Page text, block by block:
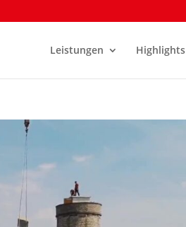
Leistungen Highlights